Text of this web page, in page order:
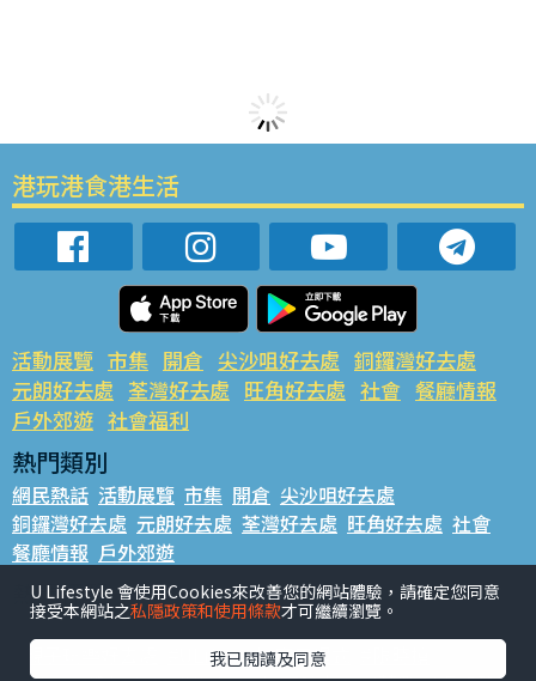
港玩港食港生活
活動展覽 市集 開倉 尖沙咀好去處 銅鑼灣好去處
元朗好去處 荃灣好去處 旺角好去處 社會 餐廳情報
戶外郊遊 社會福利
熱門類別
網民熱話 活動展覽 市集 開倉 尖沙咀好去處
銅鑼灣好去處 元朗好去處 荃灣好去處 旺角好去處 社會
餐廳情報 戶外郊遊
熱門標籤
#UGO搵好去處 #人氣活動推介 #美食社群熱話
#ULifestyle應用程式
U Lifestyle 會使用Cookies來改善您的網站體驗，請確定您同意
接受本網站之私隱政策和使用條款才可繼續瀏覽。
我已閱讀及同意